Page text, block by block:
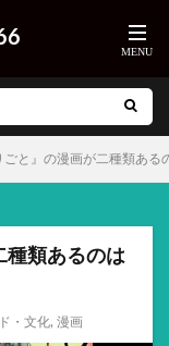
ごと』の漫画が二種類あ
種類あるのは
・文化, 漫画